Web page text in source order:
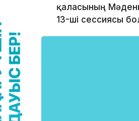
қаласының
13-ші сессиясы